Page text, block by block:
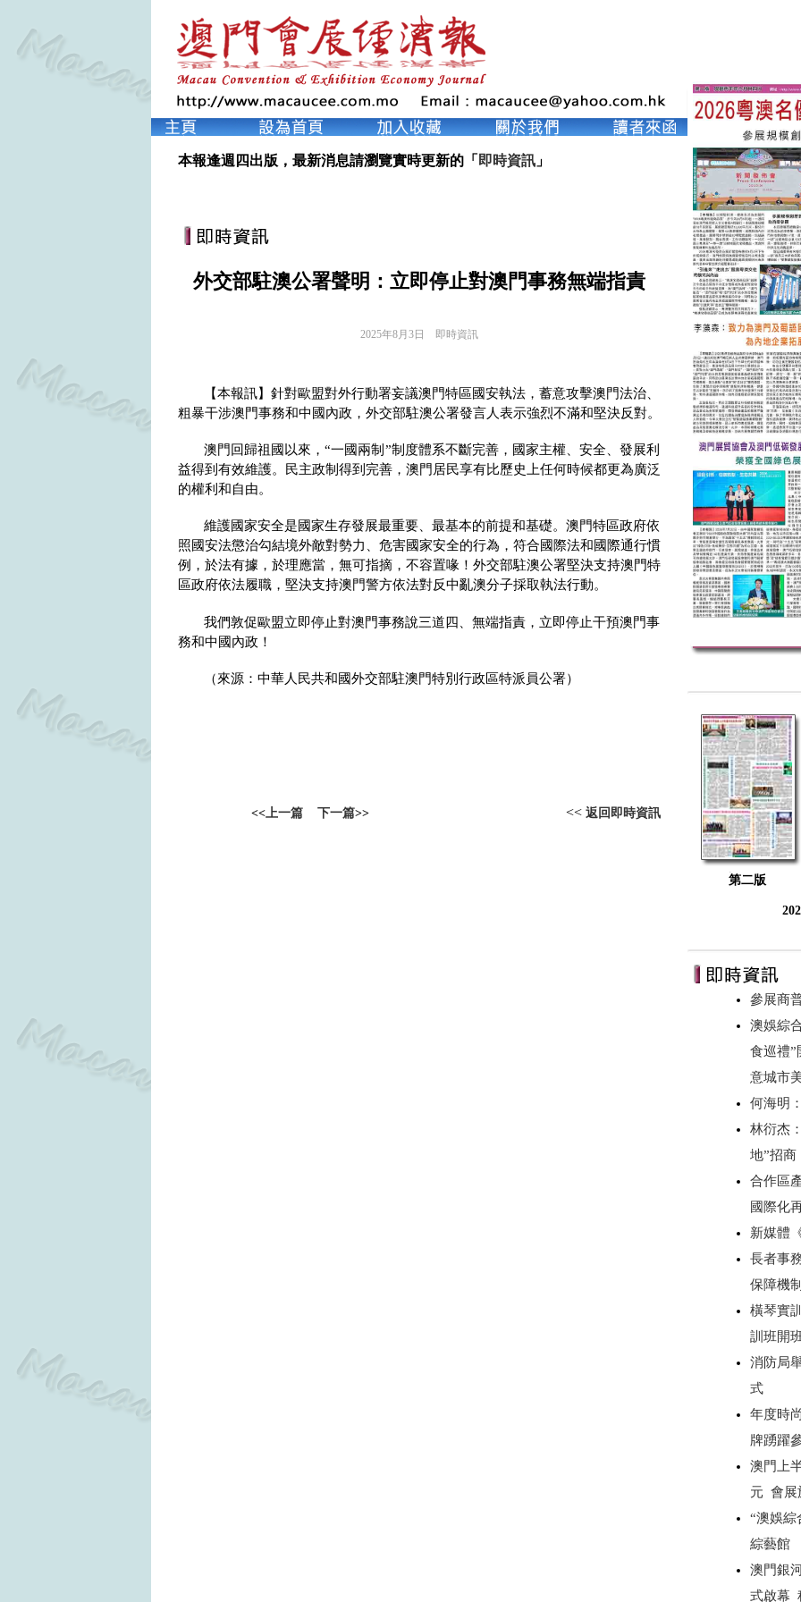
本報逢週四出版，最新消息請瀏覽實時更新的「 即時資訊」
外交部駐澳公署聲明：立即停止對澳門事務無端指責
2025年8月3日 即時資訊
【本報訊】針對歐盟對外行動署妄議澳門特區國安執法，蓄意攻擊澳門法治、
粗暴干涉澳門事務和中國內政，外交部駐澳公署發言人表示強烈不滿和堅決反對。
澳門回歸祖國以來，“一國兩制”制度體系不斷完善，國家主權、安全、發展利
益得到有效維護。民主政制得到完善，澳門居民享有比歷史上任何時候都更為廣泛
的權利和自由。
維護國家安全是國家生存發展最重要、最基本的前提和基礎。澳門特區政府依
照國安法懲治勾結境外敵對勢力、危害國家安全的行為，符合國際法和國際通行慣
例，於法有據，於理應當，無可指摘，不容置喙！外交部駐澳公署堅決支持澳門特
區政府依法履職，堅決支持澳門警方依法對反中亂澳分子採取執法行動。
我們敦促歐盟立即停止對澳門事務說三道四、無端指責，立即停止干預澳門事
務和中國內政！
（來源：中華人民共和國外交部駐澳門特別行政區特派員公署）
<<上一篇 下一篇>> << 返回即時資訊
第二版
參展商
澳娛綜
食巡禮
意城市
何海明
林衍杰
地”招
合作區
國際化
新媒體
長者事
保障機
橫琴實
訓班開
消防局
式
年度時
牌踴躍
澳門上
元 會展
“澳娛綜
綜藝館
澳門銀
式啟幕